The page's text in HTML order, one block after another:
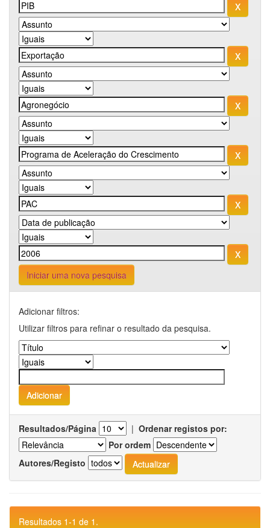
Iniciar uma nova pesquisa
Adicionar filtros:
Utilizar filtros para refinar o resultado da pesquisa.
Resultados/Página | Ordenar registos por:
Por ordem
Autores/Registo
Resultados 1-1 de 1.